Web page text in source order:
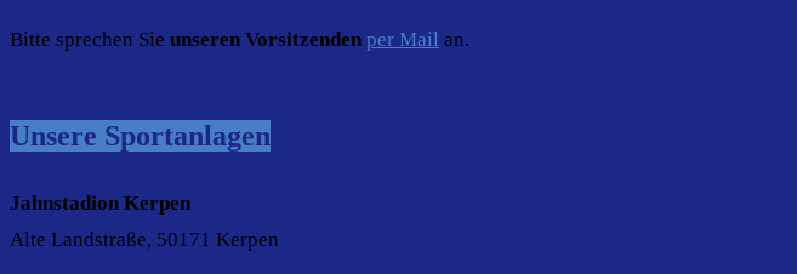
Bitte sprechen Sie unseren Vorsitzenden per Mail an.
Unsere Sportanlagen
Jahnstadion Kerpen
Alte Landstraße, 50171 Kerpen